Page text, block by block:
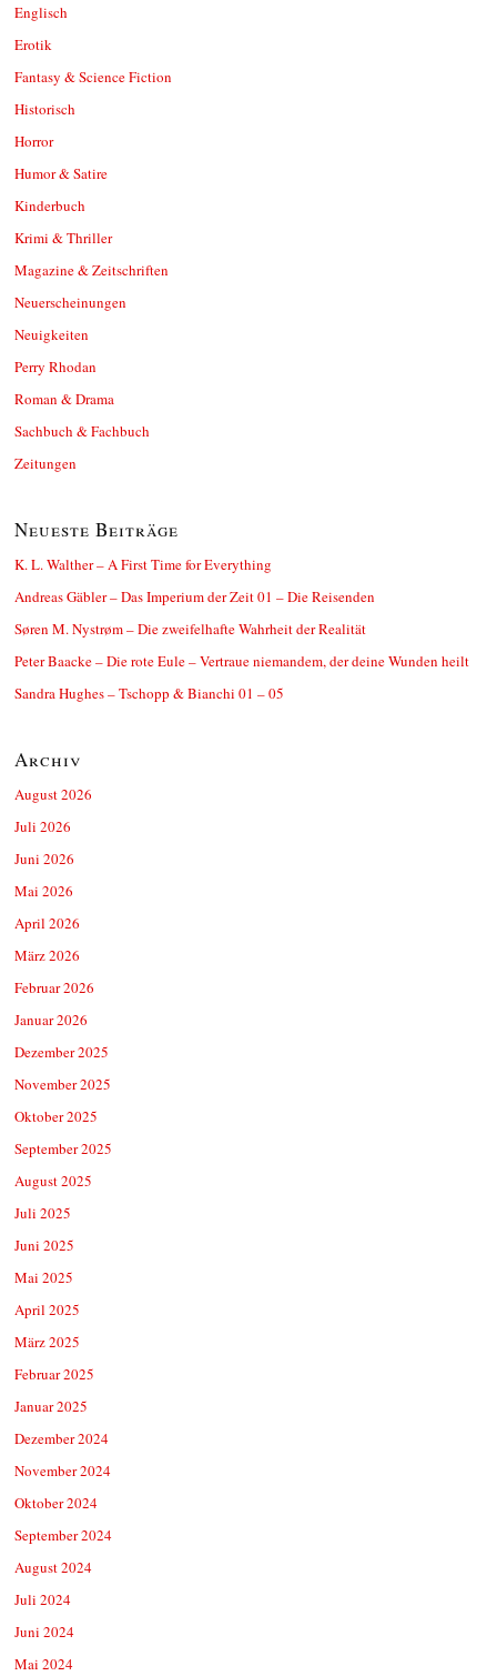
Englisch
Erotik
Fantasy & Science Fiction
Historisch
Horror
Humor & Satire
Kinderbuch
Krimi & Thriller
Magazine & Zeitschriften
Neuerscheinungen
Neuigkeiten
Perry Rhodan
Roman & Drama
Sachbuch & Fachbuch
Zeitungen
Neueste Beiträge
K. L. Walther – A First Time for Everything
Andreas Gäbler – Das Imperium der Zeit 01 – Die Reisenden
Søren M. Nystrøm – Die zweifelhafte Wahrheit der Realität
Peter Baacke – Die rote Eule – Vertraue niemandem, der deine Wunden heilt
Sandra Hughes – Tschopp & Bianchi 01 – 05
Archiv
August 2026
Juli 2026
Juni 2026
Mai 2026
April 2026
März 2026
Februar 2026
Januar 2026
Dezember 2025
November 2025
Oktober 2025
September 2025
August 2025
Juli 2025
Juni 2025
Mai 2025
April 2025
März 2025
Februar 2025
Januar 2025
Dezember 2024
November 2024
Oktober 2024
September 2024
August 2024
Juli 2024
Juni 2024
Mai 2024